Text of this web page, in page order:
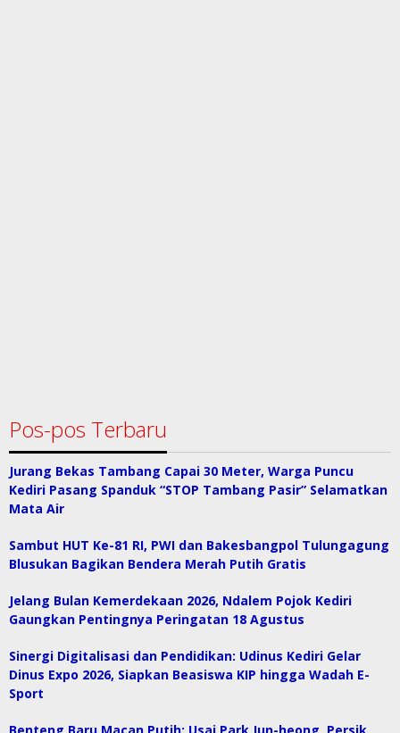
Pos-pos Terbaru
Jurang Bekas Tambang Capai 30 Meter, Warga Puncu
Kediri Pasang Spanduk “STOP Tambang Pasir” Selamatkan
Mata Air
Sambut HUT Ke-81 RI, PWI dan Bakesbangpol Tulungagung
Blusukan Bagikan Bendera Merah Putih Gratis
Jelang Bulan Kemerdekaan 2026, Ndalem Pojok Kediri
Gaungkan Pentingnya Peringatan 18 Agustus
Sinergi Digitalisasi dan Pendidikan: Udinus Kediri Gelar
Dinus Expo 2026, Siapkan Beasiswa KIP hingga Wadah E-
Sport